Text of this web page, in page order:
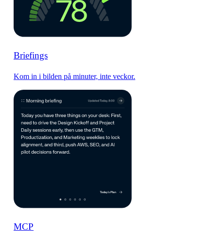
Briefings
Kom in i bilden på minuter, inte veckor.
MCP